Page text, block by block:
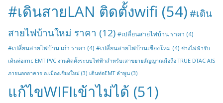
#เดินสายLAN ติดตั้งwifi (54) #เดิน
สายไฟบ้านใหม่ ราคา (12) #เปลี่ยนสายไฟบ้าน ราคา (4)
#เปลี่ยนสายไฟบ้าน เก่า ราคา (4) #เปลี่ยนสายไฟบ้านเชียงใหม่ (4) ช่างไฟฟ้ารับ
เดินท่อimc EMT PVC งานติดตั้งระบบไฟฟ้าสำหรับเสาขยายสัญญาณมือถือ TRUE DTAC AIS
ภายนอกอาคาร อ.เมืองเชียงใหม่ (3) เดินท่อEMT ลำพูน (3)
แก้ไขWIFIเข้าไม่ได้ (51)